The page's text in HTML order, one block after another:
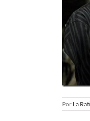
Por La